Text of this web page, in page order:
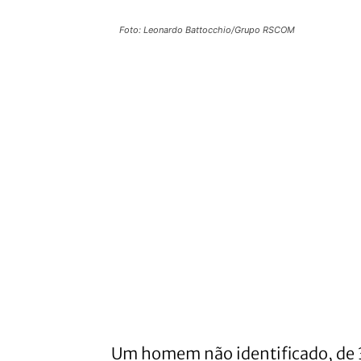
Foto: Leonardo Battocchio/Grupo RSCOM
Um homem não identificado, de